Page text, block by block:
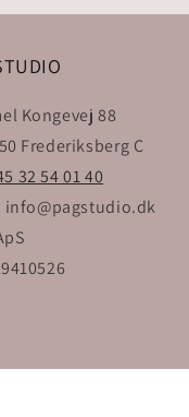
Kongevej 88
Frederiksberg C
32 54 01 40
info@pagstudio.dk